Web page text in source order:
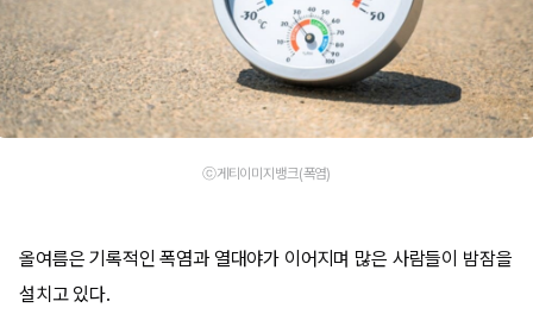
ⓒ게티이미지뱅크(폭염)
올여름은 기록적인 폭염과 열대야가 이어지며 많은 사람들이 밤잠을
설치고 있다.